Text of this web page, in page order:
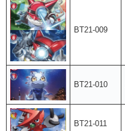
BT21-009
BT21-010
BT21-011